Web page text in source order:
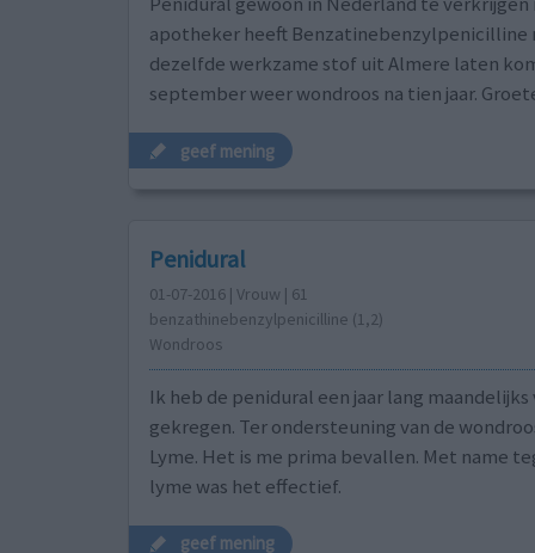
apotheker heeft Benzatinebenzylpenicilline
dezelfde werkzame stof uit Almere laten
september weer wondroos na tien jaar.
geef mening
Penidural
01-07-2016 | Vrouw | 61
benzathinebenzylpenicilline (1,2)
Wondroos
Ik heb de penidural een jaar lang
gekregen. Ter ondersteuning van de
Lyme. Het is me prima bevallen. Met name
lyme was het effectief.
geef mening